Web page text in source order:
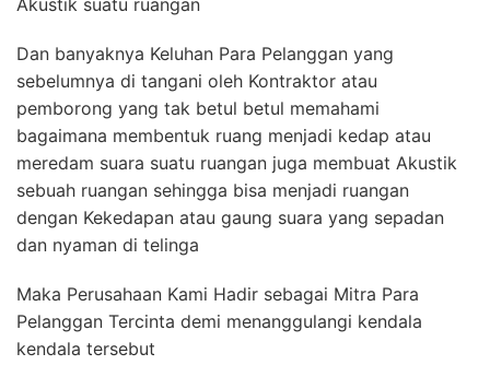
Akustik suatu ruangan
Dan banyaknya Keluhan Para Pelanggan yang
sebelumnya di tangani oleh Kontraktor atau
pemborong yang tak betul betul memahami
bagaimana membentuk ruang menjadi kedap atau
meredam suara suatu ruangan juga membuat Akustik
sebuah ruangan sehingga bisa menjadi ruangan
dengan Kekedapan atau gaung suara yang sepadan
dan nyaman di telinga
Maka Perusahaan Kami Hadir sebagai Mitra Para
Pelanggan Tercinta demi menanggulangi kendala
kendala tersebut